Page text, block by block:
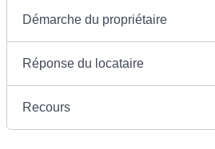
Démarche du propriétaire
Réponse du locataire
Recours